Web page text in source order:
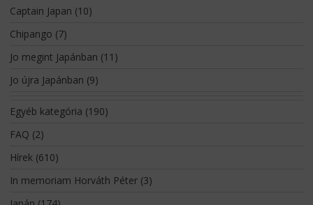
Captain Japan (10)
Chipango (7)
Jo megint Japánban (11)
Jo újra Japánban (9)
Egyéb kategória (190)
FAQ (2)
Hírek(610)
In memoriam Horváth Péter(3)